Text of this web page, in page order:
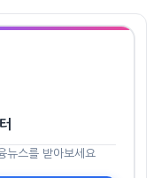
뉴스를 받아보세요